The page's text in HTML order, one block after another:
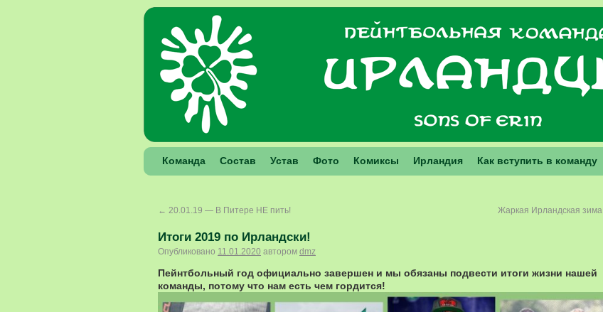
Команда Состав Устав Фото Комиксы Ирландия Как вступить в команду
← 20.01.19 — В Питере НЕ пить! Жаркая Ирландская зима
Итоги 2019 по Ирландски!
Опубликовано 11.01.2020 автором dmz
Пейнтбольный год официально завершен и мы обязаны подвести итоги жизни нашей
команды, потому что нам есть чем гордится!